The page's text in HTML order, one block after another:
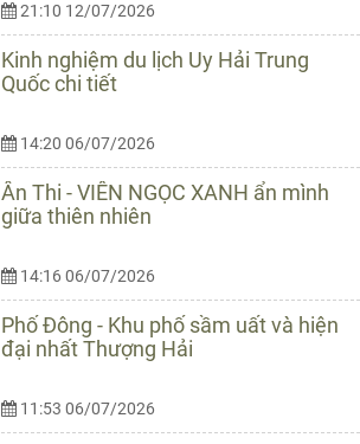
21:10 12/07/2026
Kinh nghiệm du lịch Uy Hải Trung
Quốc chi tiết
14:20 06/07/2026
Ân Thi - VIÊN NGỌC XANH ẩn mình
giữa thiên nhiên
14:16 06/07/2026
Phố Đông - Khu phố sầm uất và hiện
đại nhất Thượng Hải
11:53 06/07/2026